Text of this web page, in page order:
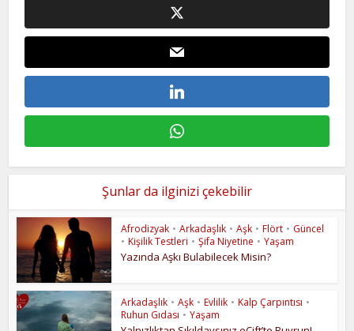
Şunlar da ilginizi çekebilir
Afrodizyak • Arkadaşlık • Aşk • Flört • Güncel
• Kişilik Testleri • Şifa Niyetine • Yaşam
Yazında Aşkı Bulabilecek Misin?
Arkadaşlık • Aşk • Evlilik • Kalp Çarpıntısı •
Ruhun Gıdası • Yaşam